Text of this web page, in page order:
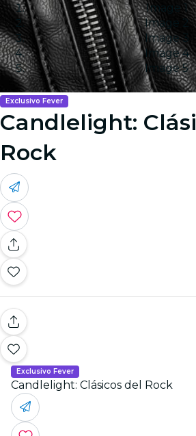
Image 1
Image 2
Image 3
Image 4
Image 5
Exclusivo Fever
Candlelight:
Rock
Exclusivo Fever
Candlelight: Clásicos del Rock